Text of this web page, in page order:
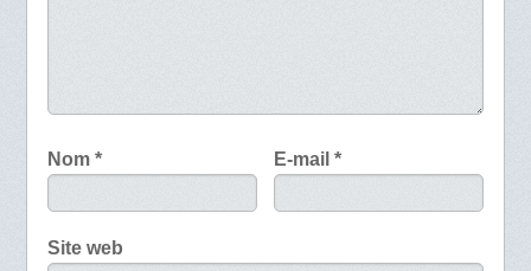
Nom * E-mail*
Site web